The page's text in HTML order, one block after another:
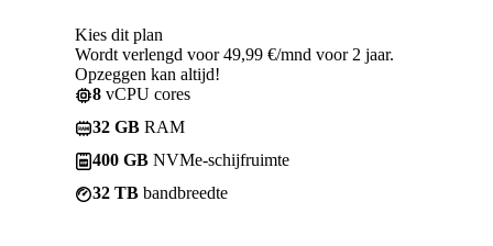
Kies dit plan
Wordt verlengd voor 49,99 €/mnd voor 2 jaar.
Opzeggen kan altijd!
8 vCPU cores
32 GB RAM
400 GB NVMe-schijfruimte
32 TB bandbreedte